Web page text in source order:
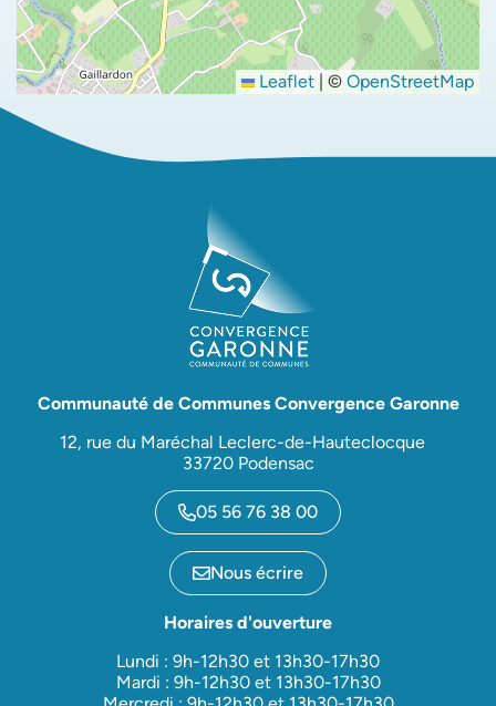
Leaflet | © OpenStreetMap
Communauté de Communes Convergence Garonne
12, rue du Maréchal Leclerc-de-Hauteclocque
33720 Podensac
05 56 76 38 00
Nous écrire
Horaires d'ouverture
Lundi : 9h-12h30 et 13h30-17h30
Mardi : 9h-12h30 et 13h30-17h30